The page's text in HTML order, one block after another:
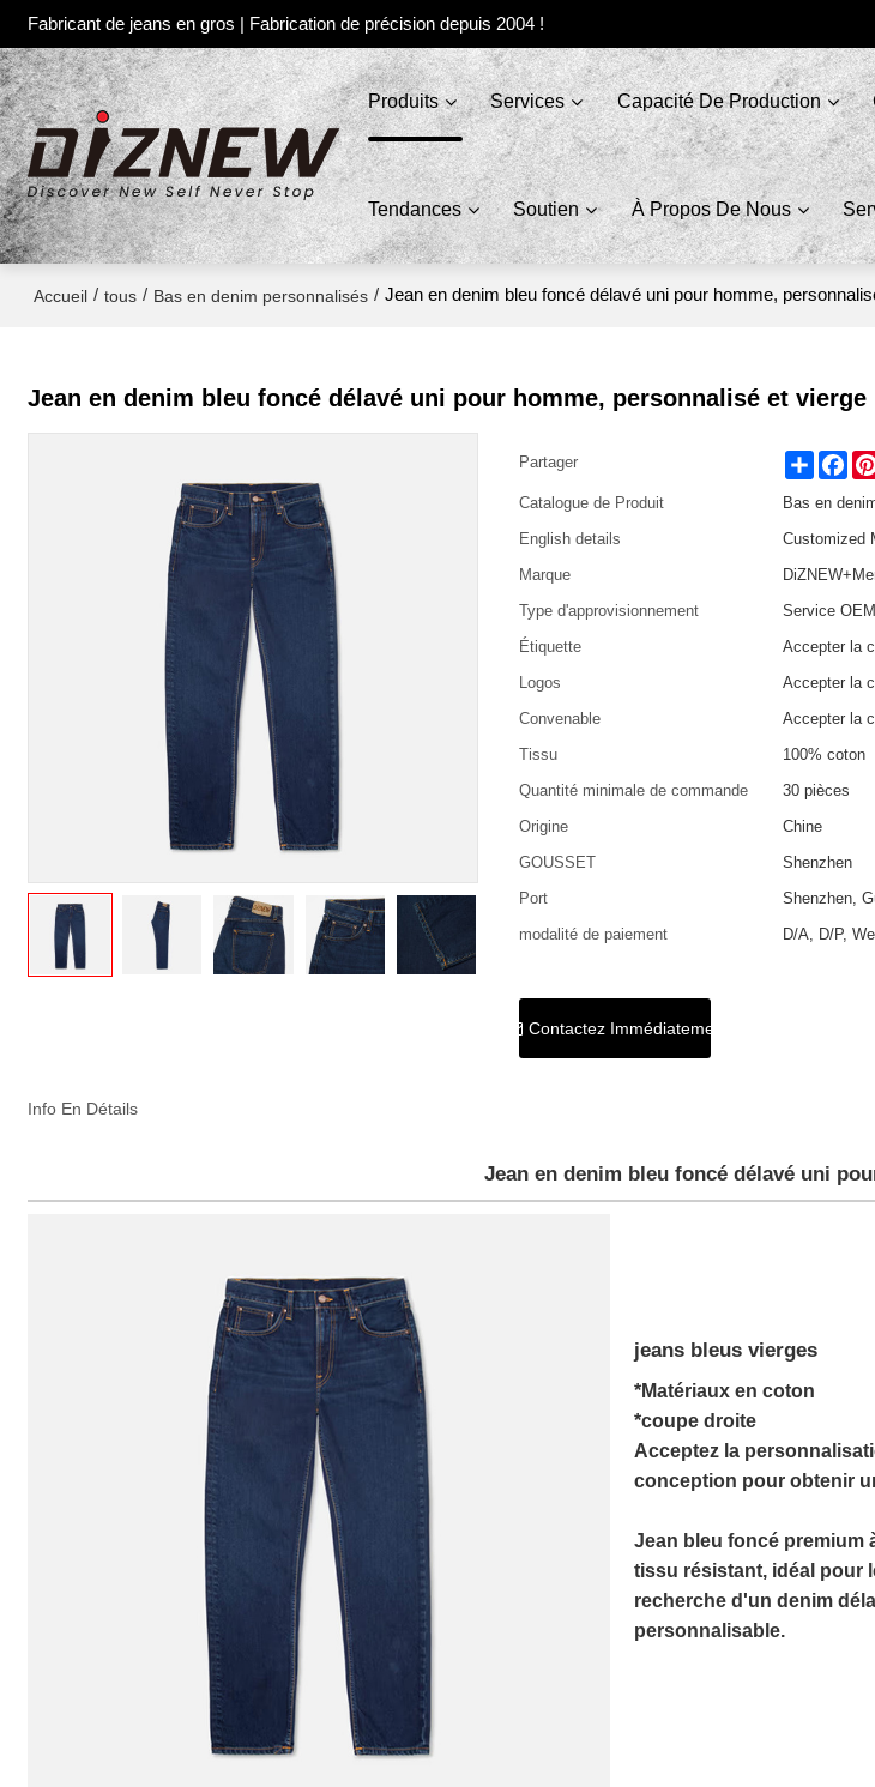
Fabricant de jeans en gros | Fabrication de précision depuis 2004 !
Produits Services Capacité De Production
Tendances Soutien À Propos De Nous
Accueil / tous / Bas en denim personnalisés / Jean en denim bleu foncé délavé uni pour homme,
Jean en denim bleu foncé délavé uni pour homme, personnalisé et vierge
Partager Share
Catalogue de Produit
Bas en
English details
Customized
Marque
Type d'approvisionnement
Service
Étiquette
Accepter la
Logos
Accepter la
Convenable
Accepter la
Tissu
100% coton
Quantité minimale de commande
30 pièces
Origine
Chine
GOUSSET
Shenzhen
Port
Shenzhen,
modalité de paiement
D/A, D/P,
Contactez Immédiatement
Info En Détails
Jean en denim bleu foncé délavé uni
jeans bleus vierges
*Matériaux en coton
*coupe droite
Acceptez la
conception pour obtenir
Jean bleu foncé premium
tissu résistant, idéal pour
recherche d'un denim
personnalisable.